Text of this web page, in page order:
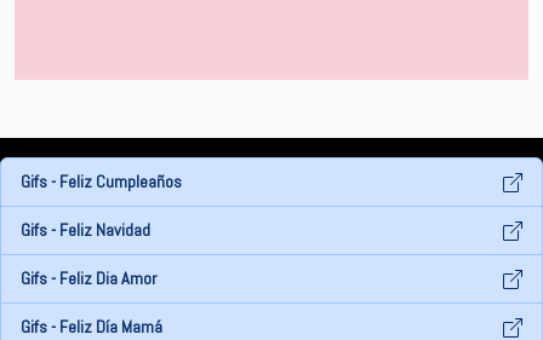
Gifs - Feliz Cumpleaños
Gifs - Feliz Navidad
Gifs - Feliz Dia Amor
Gifs - Feliz Día Mamá